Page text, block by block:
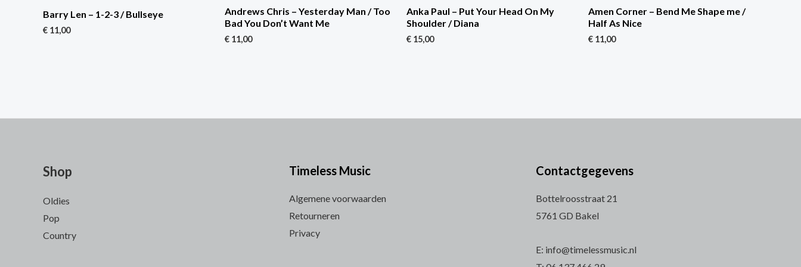
Barry Len – 1-2-3 / Bullseye
€ 11,00
Andrews Chris – Yesterday Man / Too
Bad You Don’t Want Me
€ 11,00
Anka Paul – Put Your Head On My
Shoulder / Diana
€ 15,00
Amen Corner – Bend Me Shape me /
Half As Nice
€ 11,00
Shop
Oldies
Pop
Country
Timeless Music
Algemene voorwaarden
Retourneren
Privacy
Contactgegevens
Bottelroosstraat 21
5761 GD Bakel
E: info@timelessmusic.nl